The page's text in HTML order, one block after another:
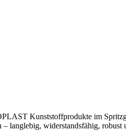
Kunststoffprodukte im
langlebig, widerstandsfähig, robust